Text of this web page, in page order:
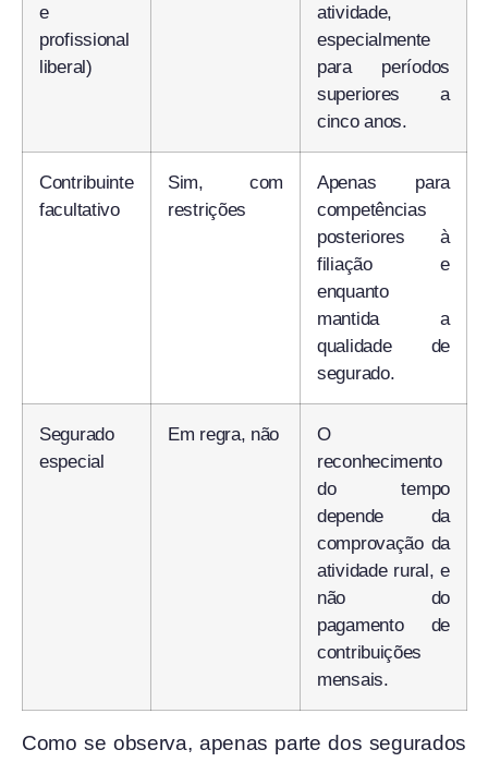
e
profissional
liberal)
atividade,
especialmente
para períodos
superiores a
cinco anos.
Contribuinte
facultativo
Sim, com
restrições
Apenas para
competências
posteriores à
filiação e
enquanto
mantida a
qualidade de
segurado.
Segurado
especial
Em regra, não
O
reconhecimento
do tempo
depende da
comprovação da
atividade rural, e
não do
pagamento de
contribuições
mensais.
Como se observa, apenas parte dos segurados